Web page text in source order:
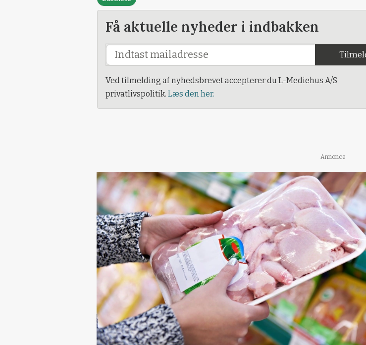
Få aktuelle nyheder i indbakken
Ved tilmelding af nyhedsbrevet accepterer du L-Mediehus A/S
privatlivspolitik. Læs den her.
Annonce